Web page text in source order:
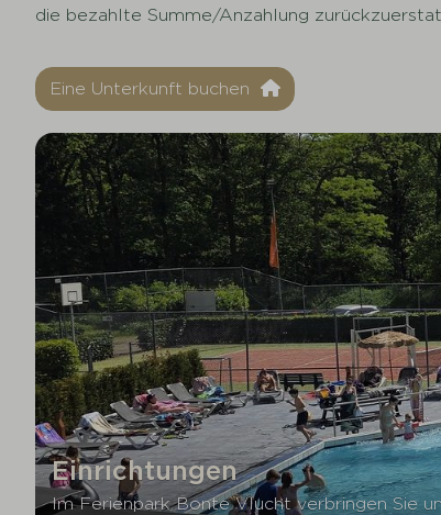
die bezahlte Summe/Anzahlung
Eine Unterkunft buchen
Einrichtungen
Im Ferienpark Bonte Vlucht verbringen Sie